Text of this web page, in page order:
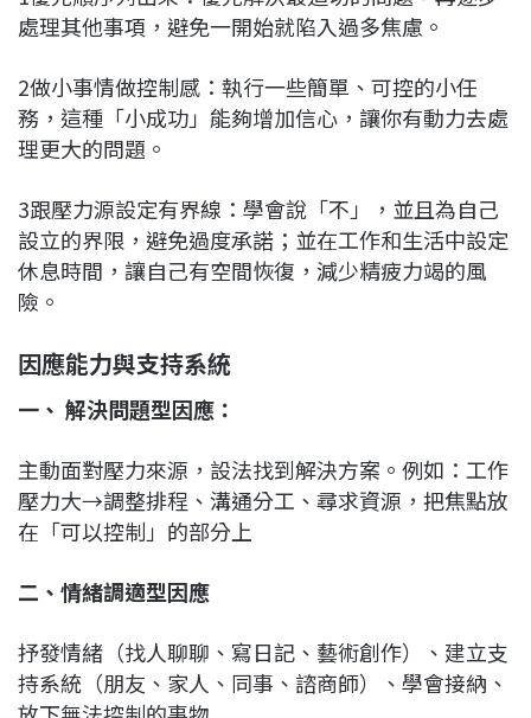
處理其他事項，避免一開始就陷入過多焦慮。
2做小事情做控制感：執行一些簡單、可控的小任
務，這種「小成功」能夠增加信心，讓你有動力去處
理更大的問題。
3跟壓力源設定有界線：學會說「不」，並且為自己
設立的界限，避免過度承諾；並在工作和生活中設定
休息時間，讓自己有空間恢復，減少精疲力竭的風
險。
因應能力與支持系統
一、 解決問題型因應：
主動面對壓力來源，設法找到解決方案。例如：工作
壓力大→調整排程、溝通分工、尋求資源，把焦點放
在「可以控制」的部分上
二、情緒調適型因應
抒發情緒（找人聊聊、寫日記、藝術創作）、建立支
持系統（朋友、家人、同事、諮商師）、學會接納、